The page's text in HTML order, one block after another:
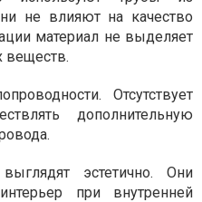
не влияют на качество
материал не выделяет
веществ.
Отсутствует
дополнительную
эстетично. Они
при внутренней